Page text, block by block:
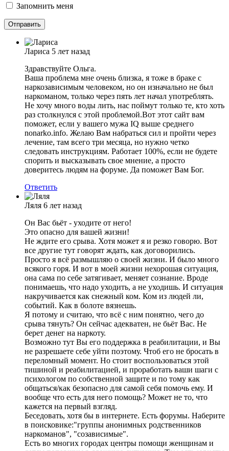
Запомнить меня
Лариса 5 лет назад
Здравствуйте Ольга.
Ваша проблема мне очень близка, я тоже в браке с
наркозависимым человеком, но он изначально не был
наркоманом, только через пять лет начал употреблять.
Не хочу много воды лить, нас поймут только те, кто хоть
раз столкнулся с этой проблемой.Вот этот сайт вам
поможет, если у вашего мужа IQ выше среднего
nonarko.info. Желаю Вам набраться сил и пройти через
лечение, там всего три месяца, но нужно четко
следовать инструкциям. Работает 100%, если не будете
спорить и высказывать свое мнение, а просто
доверитесь людям на форуме. Да поможет Вам Бог.
Ответить
Ляля 6 лет назад
Он Вас бьёт - уходите от него!
Это опасно для вашей жизни!
Не ждите его срыва. Хотя может я и резко говорю. Вот
все другие тут говорят ждать, как договорились.
Просто я всё размышляю о своей жизни. И было много
всякого горя. И вот в моей жизни нехорошая ситуация,
она сама по себе затягивает, меняет сознание. Вроде
понимаешь, что надо уходить, а не уходишь. И ситуация
накручивается как снежный ком. Ком из людей ли,
событий. Как в болоте вязнешь.
Я потому и считаю, что всё с ним понятно, чего до
срыва тянуть? Он сейчас адекватен, не бьёт Вас. Не
берет денег на наркоту.
Возможно тут Вы его поддержка в реабилитации, и Вы
не разрешаете себе уйти поэтому. Чтоб его не бросать в
переломный момент. Но стоит воспользоваться этой
тишиной и реабилитацией, и проработать ваши шаги с
психологом по собственной защите и по тому как
общаться/как безопасно для самой себя помочь ему. И
вообще что есть для него помощь? Может не то, что
кажется на первый взгляд.
Беседовать, хотя бы в интернете. Есть форумы. Наберите
в поисковике:"группы анонимных родственников
наркоманов", "созависимые".
Есть во многих городах центры помощи женщинам и